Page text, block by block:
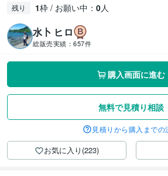
残り 1枠 / お願い中： 0人
水卜 ヒロ
総販売実績： 657件
購入画面に進む
無料で見積り相談
見積りから購入までの
お気に入り(223)